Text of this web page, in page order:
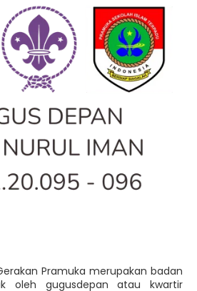
Pramuka merupakan badan
oleh gugusdepan atau kwartir